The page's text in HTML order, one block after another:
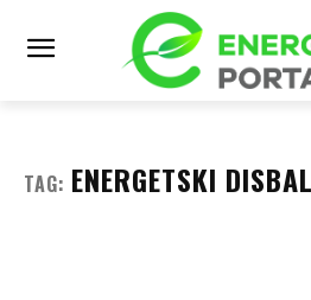
TAG: ENERGETSKI